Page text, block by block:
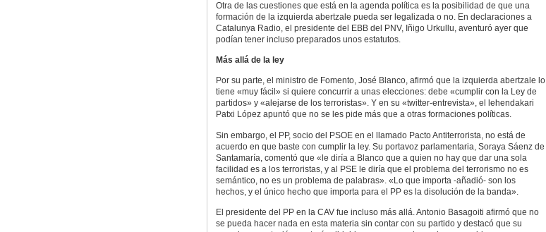
Otra de las cuestiones que está en la agenda política es la posibilidad de que una
formación de la izquierda abertzale pueda ser legalizada o no. En declaraciones a
Catalunya Radio, el presidente del EBB del PNV, Iñigo Urkullu, aventuró ayer que
podían tener incluso preparados unos estatutos.
Más allá de la ley
Por su parte, el ministro de Fomento, José Blanco, afirmó que la izquierda abertzale lo
tiene «muy fácil» si quiere concurrir a unas elecciones: debe «cumplir con la Ley de
partidos» y «alejarse de los terroristas». Y en su «twitter-entrevista», el lehendakari
Patxi López apuntó que no se les pide más que a otras formaciones políticas.
Sin embargo, el PP, socio del PSOE en el llamado Pacto Antiterrorista, no está de
acuerdo en que baste con cumplir la ley. Su portavoz parlamentaria, Soraya Sáenz de
Santamaría, comentó que «le diría a Blanco que a quien no hay que dar una sola
facilidad es a los terroristas, y al PSE le diría que el problema del terrorismo no es
semántico, no es un problema de palabras». «Lo que importa -añadió- son los
hechos, y el único hecho que importa para el PP es la disolución de la banda».
El presidente del PP en la CAV fue incluso más allá. Antonio Basagoiti afirmó que no
se pueda hacer nada en esta materia sin contar con su partido y destacó que su